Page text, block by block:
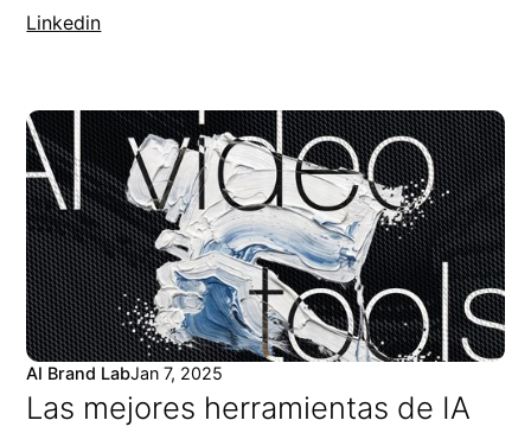
Linkedin
AI Brand LabJan 7, 2025
Las mejores herramientas de IA